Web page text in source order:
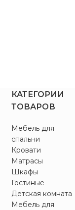
КАТЕГОРИИ
ТОВАРОВ
Мебель для
спальни
Кровати
Матрасы
Шкафы
Гостиные
Детская комната
Мебель для